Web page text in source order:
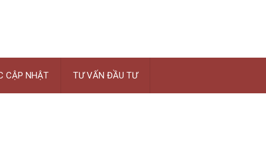
CẬP NHẬT TƯ VẤN ĐẦU TƯ